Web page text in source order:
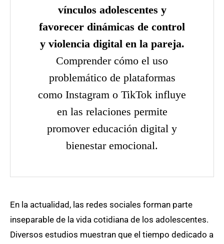
vínculos adolescentes y
favorecer dinámicas de control
y violencia digital en la pareja.
Comprender cómo el uso
problemático de plataformas
como Instagram o TikTok influye
en las relaciones permite
promover educación digital y
bienestar emocional.
En la actualidad, las redes sociales forman parte
inseparable de la vida cotidiana de los adolescentes.
Diversos estudios muestran que el tiempo dedicado a